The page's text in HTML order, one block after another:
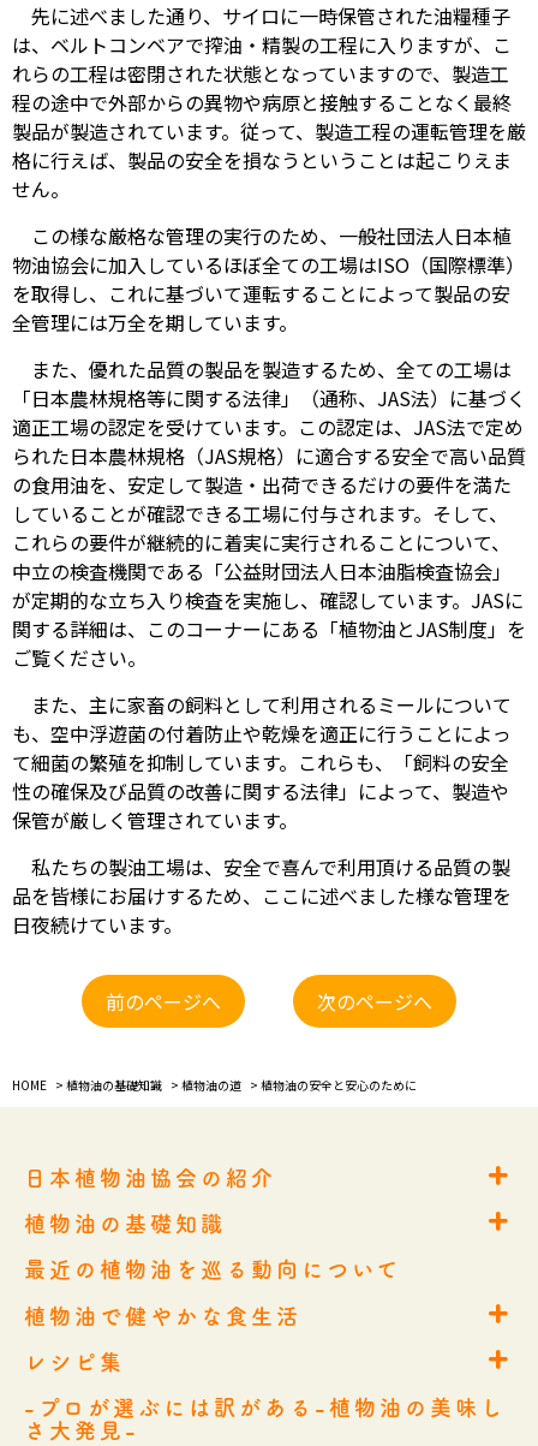
先に述べました通り、サイロに一時保管された油糧種子
は、ベルトコンベアで搾油・精製の工程に入りますが、こ
れらの工程は密閉された状態となっていますので、製造工
程の途中で外部からの異物や病原と接触することなく最終
製品が製造されています。従って、製造工程の運転管理を厳
格に行えば、製品の安全を損なうということは起こりえま
せん。
この様な厳格な管理の実行のため、一般社団法人日本植
物油協会に加入しているほぼ全ての工場はISO（国際標準）
を取得し、これに基づいて運転することによって製品の安
全管理には万全を期しています。
また、優れた品質の製品を製造するため、全ての工場は
「日本農林規格等に関する法律」（通称、JAS法）に基づく
適正工場の認定を受けています。この認定は、JAS法で定め
られた日本農林規格（JAS規格）に適合する安全で高い品質
の食用油を、安定して製造・出荷できるだけの要件を満た
していることが確認できる工場に付与されます。そして、
これらの要件が継続的に着実に実行されることについて、
中立の検査機関である「公益財団法人日本油脂検査協会」
が定期的な立ち入り検査を実施し、確認しています。JASに
関する詳細は、このコーナーにある「植物油とJAS制度」を
ご覧ください。
また、主に家畜の飼料として利用されるミールについて
も、空中浮遊菌の付着防止や乾燥を適正に行うことによっ
て細菌の繁殖を抑制しています。これらも、「飼料の安全
性の確保及び品質の改善に関する法律」によって、製造や
保管が厳しく管理されています。
私たちの製油工場は、安全で喜んで利用頂ける品質の製
品を皆様にお届けするため、ここに述べました様な管理を
日夜続けています。
前のページへ 次のページへ
HOME > 植物油の基礎知識 > 植物油の道 > 植物油の安全と安心のために
日本植物油協会の紹介
日本植物油協会とは
協会組織概要
会員企業一覧
業務連絡窓口
植物油の基礎知識
植物油の道-植物油の生産から消費まで-
植物油とJAS制度
植物油と栄養
最近の植物油を巡る動向について
植物油で健やかな食生活
賢くとりたい私たちに不可欠な食品
健康と美しさを支える5つのメリット
知っておきたいこんな使い方
レシピ集
こだわりと手軽さを両立！植物油を使った季節のレシピ！
-プロが選ぶには訳がある-植物油の美味し
さ大発見-